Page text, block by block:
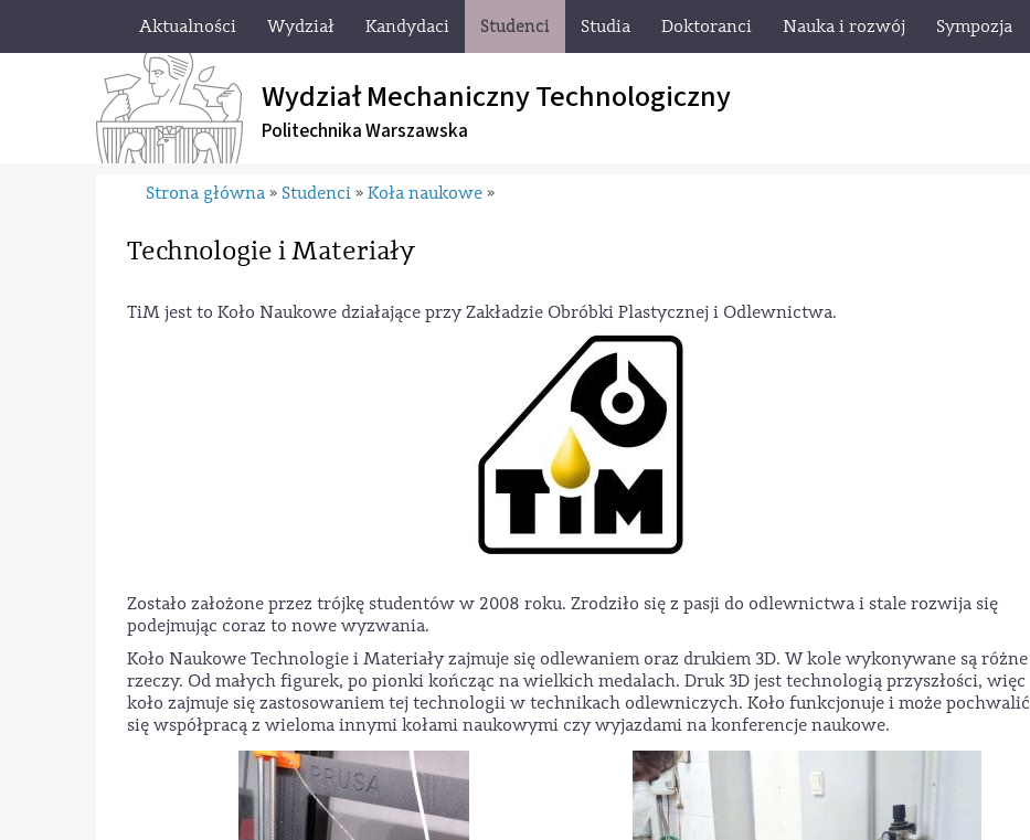
Aktualności Wydział Kandydaci Studenci Studia Doktoranci Nauka i rozwój Sympozja
Wydział Mechaniczny Technologiczny
Politechnika Warszawska
Strona główna » Studenci » Koła naukowe »
Technologie i Materiały
TiM jest to Koło Naukowe działające przy Zakładzie Obróbki Plastycznej i Odlewnictwa.
Zostało założone przez trójkę studentów w 2008 roku. Zrodziło się z pasji do odlewnictwa i stale rozwija się
podejmując coraz to nowe wyzwania.
Koło Naukowe Technologie i Materiały zajmuje się odlewaniem oraz drukiem 3D. W kole wykonywane są różne
rzeczy. Od małych figurek, po pionki kończąc na wielkich medalach. Druk 3D jest technologią przyszłości, więc
koło zajmuje się zastosowaniem tej technologii w technikach odlewniczych. Koło funkcjonuje i może pochwalić
się współpracą z wieloma innymi kołami naukowymi czy wyjazdami na konferencje naukowe.